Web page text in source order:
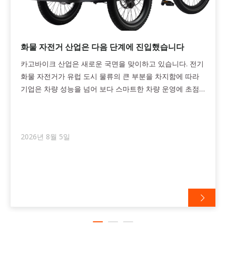
화물 자전거 산업은 다음 단계에 진입했습니다
카고바이크 산업은 새로운 국면을 맞이하고 있습니다. 전기
화물 자전거가 유럽 도시 물류의 큰 부분을 차지함에 따라
기업은 차량 성능을 넘어 보다 스마트한 차량 운영에 초점
귀중한 비즈니스 자산으로 진화하고 있습니다.
2026년 8월 5일